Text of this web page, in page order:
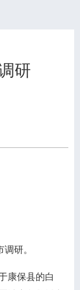
研
研。
康保县的白